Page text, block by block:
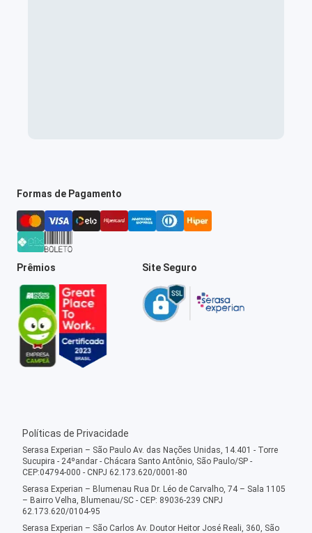
Formas de Pagamento
Prêmios Site Seguro
Políticas de Privacidade
Serasa Experian – São Paulo Av. das Nações Unidas, 14.401 - Torre
Sucupira - 24ºandar - Chácara Santo Antônio, São Paulo/SP -
CEP:04794-000 - CNPJ 62.173.620/0001-80
Serasa Experian – Blumenau Rua Dr. Léo de Carvalho, 74 – Sala 1105
– Bairro Velha, Blumenau/SC - CEP: 89036-239 CNPJ
62.173.620/0104-95
Serasa Experian – São Carlos Av. Doutor Heitor José Reali, 360, São